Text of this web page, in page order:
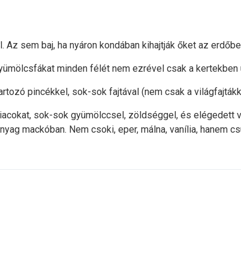
sem baj, ha nyáron kondában kihajtják őket az
minden félét nem ezrével csak a kertekben
pincékkel, sok-sok fajtával (nem csak a
sok-sok gyümölccsel, zöldséggel, és elégedett
mackóban. Nem csoki, eper, málna, vanília, hanem